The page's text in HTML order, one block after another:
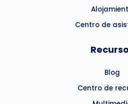
Centro de
Blog
Centro de